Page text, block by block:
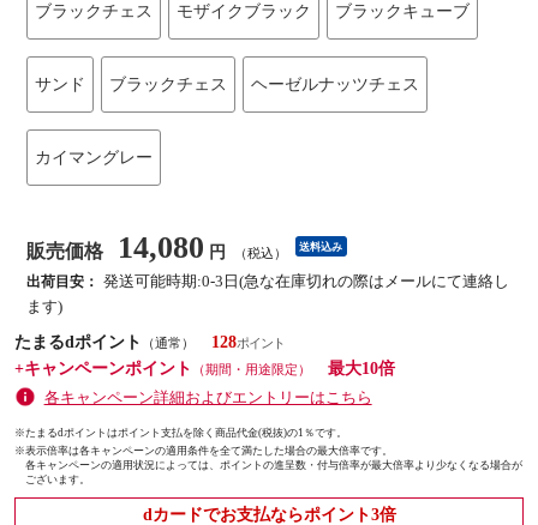
ブラックチェス モザイクブラック ブラックキューブ
サンド ブラックチェス ヘーゼルナッツチェス
カイマングレー
販売価格 14,080 円 （税込） 送料込み
出荷目安： 発送可能時期:0-3日(急な在庫切れの際はメールにて連絡し
ます)
たまるdポイント
（通常）
128
+キャンペーンポイント
（期間・用途限定）
最大10倍
各キャンペーン詳細およびエントリーはこちら
※たまるdポイントはポイント支払を除く商品代金(税抜)の1％です。
※表示倍率は各キャンペーンの適用条件を全て満たした場合の最大倍率です。
各キャンペーンの適用状況によっては、ポイントの進呈数・付与倍率が最大倍率より少なくなる場合が
ございます。
dカードでお支払ならポイント3倍